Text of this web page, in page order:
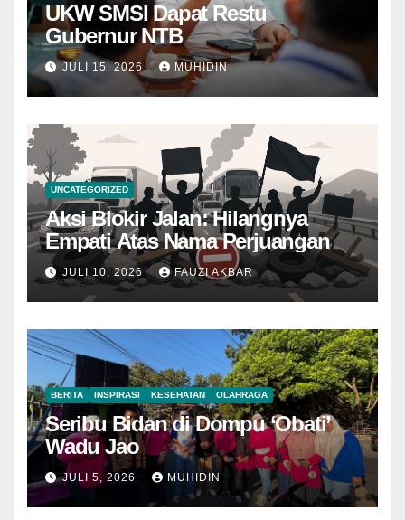
UKW SMSI Dapat Restu
Gubernur NTB
JULI 15, 2026 MUHIDIN
UNCATEGORIZED
Aksi Blokir Jalan: Hilangnya
Empati Atas Nama Perjuangan
JULI 10, 2026 FAUZI AKBAR
BERITA INSPIRASI KESEHATAN OLAHRAGA
Seribu Bidan di Dompu ‘Obati’
Wadu Jao
JULI 5, 2026 MUHIDIN